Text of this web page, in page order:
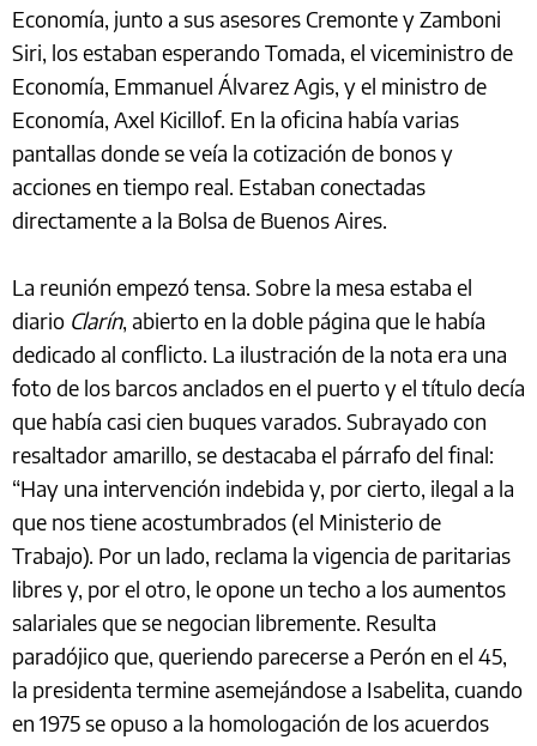
Economía, junto a sus asesores Cremonte y Zamboni
Siri, los estaban esperando Tomada, el viceministro de
Economía, Emmanuel Álvarez Agis, y el ministro de
Economía, Axel Kicillof. En la oficina había varias
pantallas donde se veía la cotización de bonos y
acciones en tiempo real. Estaban conectadas
directamente a la Bolsa de Buenos Aires.
La reunión empezó tensa. Sobre la mesa estaba el
diario Clarín, abierto en la doble página que le había
dedicado al conflicto. La ilustración de la nota era una
foto de los barcos anclados en el puerto y el título decía
que había casi cien buques varados. Subrayado con
resaltador amarillo, se destacaba el párrafo del final:
“Hay una intervención indebida y, por cierto, ilegal a la
que nos tiene acostumbrados (el Ministerio de
Trabajo). Por un lado, reclama la vigencia de paritarias
libres y, por el otro, le opone un techo a los aumentos
salariales que se negocian libremente. Resulta
paradójico que, queriendo parecerse a Perón en el 45,
la presidenta termine asemejándose a Isabelita, cuando
en 1975 se opuso a la homologación de los acuerdos